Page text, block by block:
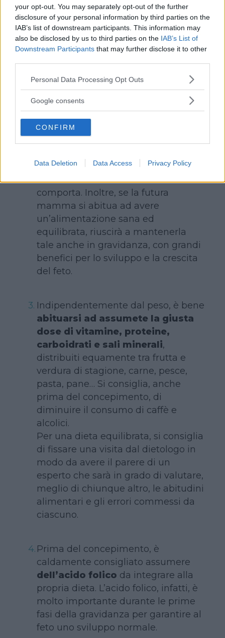
your opt-out. You may separately opt-out of the further
disclosure of your personal information by third parties on the
IAB’s list of downstream participants. This information may
also be disclosed by us to third parties on the IAB’s List of
Downstream Participants that may further disclose it to other
Please note that this website/app uses one or more Google
not limited to your visit or usage behaviour. You may click to
use your data for below specified purposes in below Google
consent section.
Personal Data Processing Opt Outs
Google consents
CONFIRM
Data Deletion Data Access Privacy Policy
futuro papà smettesse di fumare.
Non foss’altro per abituarsi al fatto
che una volta che ci sarà il bimbo
dovrà smettere del tutto di fumare in
casa e, comunque, in presenza del
piccolo.
Arrivare alla gravidanza in
perfetta forma fisica
corso dei nove mesi, ai chili che
inevitabilmente la dolce attesa
comporta. Inoltre, se la futura
mamma si abitua ad avere
un’alimentazione sana ed
equilibrata, riuscirà a mantenerla
tale anche in gravidanza, con grandi
benefici per lo sviluppo e la crescita
del feto.
Indipendentemente dal peso, è bene
abituarsi ad assumete la giusta
dose di vitamine, proteine,
carboidrati e sali minerali,
distribuiti equamente tra frutta e
verdura di stagione, carne, pesce,
pasta, pane… Si consiglia, anche
prima del concepimento, di
diminuire il consumo di caffè e
alcolici.
Per una dieta equilibrata, si consiglia
di fissare una visita dal dietologo in
modo da avere il parere di un
esperto che sarà in grado di valutare,
meglio di chiunque altro, le abitudini
alimentari e gli errori commessi da
ciascuno.
Prima del concepimento, è
caldamente consigliato assumere
dell’acido folico da integrare alla
propria dieta. L’acido folico, infatti, è
molto importante durante le prime
fasi della gravidanza per garantire al
feto uno sviluppo normale.